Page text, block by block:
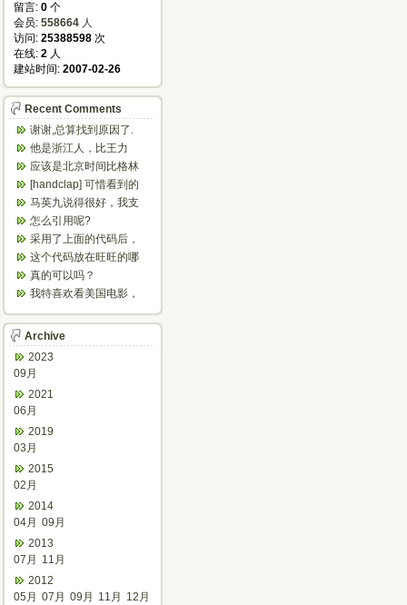
留言: 0 个
会员: 558664 人
访问: 25388598 次
在线: 2 人
建站时间: 2007-02-26
Recent Comments
谢谢,总算找到原因了.
他是浙江人，比王力
宏、任贤齐等唱的粤语
歌好多了
应该是北京时间比格林
尼治时间早八小时
[handclap] 可惜看到的
太晚，不然可以省...
马英九说得很好，我支
持他，我已经恨大陆共
产。
怎么引用呢?
采用了上面的代码后，
怎么不停的刷新？
这个代码放在旺旺的哪
个文件里呀？
真的可以吗？
我特喜欢看美国电影，
力，加强语感...
Archive
2023
09月
2021
06月
2019
03月
2015
02月
2014
04月 09月
2013
07月
11月
2012
05月 07月 09月 11月
12月